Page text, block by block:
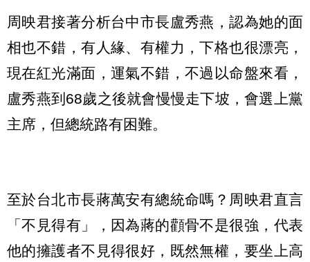
周映君接著分析台中市長盧秀燕，認為她的面
相也不錯，有人緣、有權力，下格也很漂亮，
現在紅光滿面，運氣不錯，不過以命盤來看，
盧秀燕到68歲之後就會慢慢走下坡，會選上黨
主席，但總統路有困難。
至於台北市長蔣萬安有總統命嗎？周映君直言
「不見得有」，因為蔣的顴骨不是很強，代表
他的擁護者不見得很好，既然無權，要坐上高